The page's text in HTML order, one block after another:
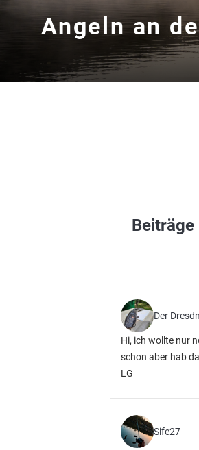
Angeln an
Beiträge
Der
Hi, ich wollte nur
schon aber hab
LG
Sife27